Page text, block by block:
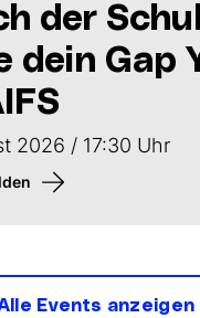
der
dein Gap
2026 / 17:30 Uhr
Events anzeigen